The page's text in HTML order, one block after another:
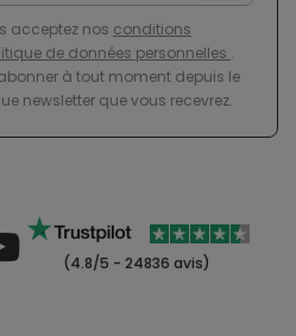
acceptez nos conditions
de données personnelles .
à tout moment depuis le
newsletter que vous recevrez.
(4.8/5 - 24836 avis)